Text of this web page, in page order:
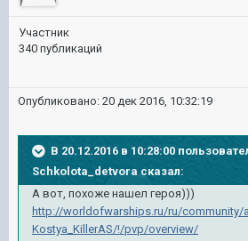
Участник
340 публикаций
Опубликовано: 20 дек 2016, 10:32:19
В 20.12.2016 в 10:28:00
Schkolota_detvora сказал:
А вот, похоже нашел героя)))
http://worldofwarships.ru/ru/community/
Kostya_KillerAS/!/pvp/overview/